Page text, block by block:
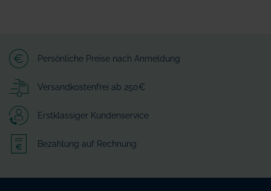
Persönliche Preise nach Anmeldung
Versandkostenfrei ab 250€
Erstklassiger Kundenservice
Bezahlung auf Rechnung